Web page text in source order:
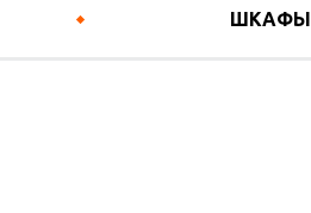
ШКАФЫ